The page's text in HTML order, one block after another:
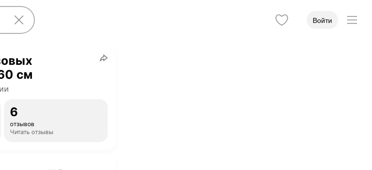
Войти
см
6
отзывов
Читать отзывы